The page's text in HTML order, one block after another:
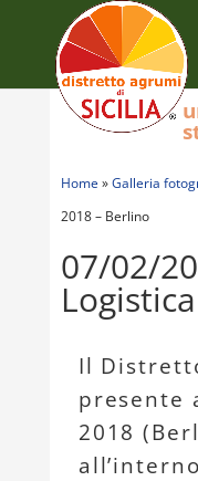
Home »Galleria
2018 – Berlino
07/02/
Il
presente
2018